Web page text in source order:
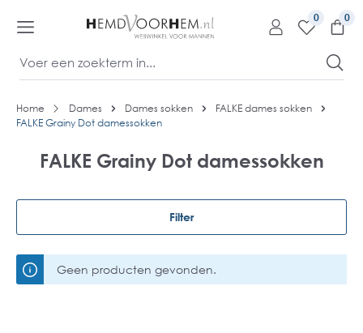
0
Home Dames Dames sokken
FALKE dames sokken
FALKE Grainy Dot damessokken
FALKE Grainy Dot damessokken
Filter
Geen producten gevonden.